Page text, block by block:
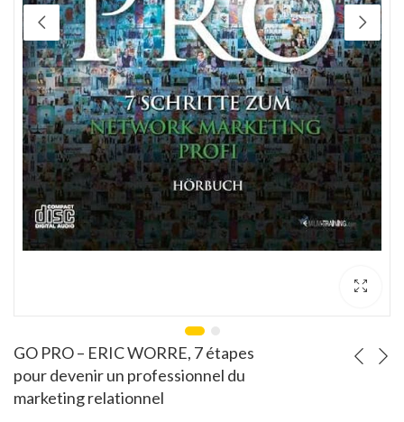
GO PRO – ERIC WORRE, 7 étapes
pour devenir un professionnel du
marketing relationnel
L'Art du pitch : Trouver l'accroche... OREN KLAFF
Note
3.00
sur 5
6000CFA
Apprendre à
Note4.00
sur 5
3500CFA